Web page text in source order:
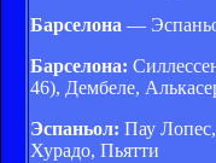
Барселона —
Барселона:
46), Дембеле,
Эспаньол: Пау
Хурадо, Пьятти